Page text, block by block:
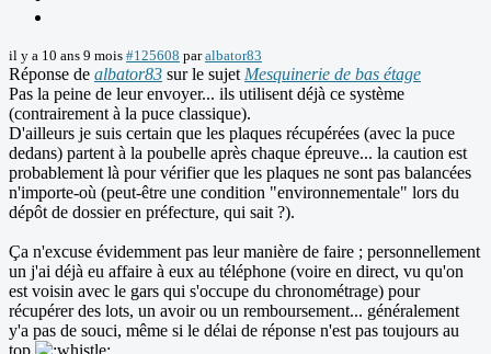
il y a 10 ans 9 mois #125608 paralbator83
Réponse de albator83 sur le sujet Mesquinerie de bas étage
Pas la peine de leur envoyer... ils utilisent déjà ce système
(contrairement à la puce classique).
D'ailleurs je suis certain que les plaques récupérées (avec la puce
dedans) partent à la poubelle après chaque épreuve... la caution est
probablement là pour vérifier que les plaques ne sont pas balancées
n'importe-où (peut-être une condition "environnementale" lors du
dépôt de dossier en préfecture, qui sait ?).
Ça n'excuse évidemment pas leur manière de faire ; personnellement
un j'ai déjà eu affaire à eux au téléphone (voire en direct, vu qu'on
est voisin avec le gars qui s'occupe du chronométrage) pour
récupérer des lots, un avoir ou un remboursement... généralement
y'a pas de souci, même si le délai de réponse n'est pas toujours au